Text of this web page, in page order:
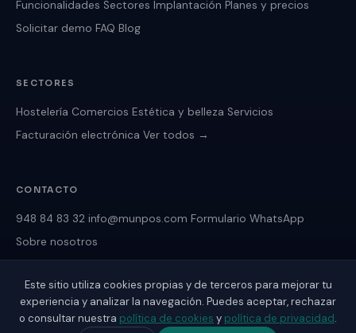
Funcionalidades Sectores Implantación Planes y precios
Solicitar demo FAQ Blog
SECTORES
Hostelería Comercios Estética y belleza Servicios
Facturación electrónica Ver todos →
CONTACTO
948 84 83 32 info@munpos.com Formulario WhatsApp
Sobre nosotros
© 2026 MunPOS by Muninfor S.L. · Tudela, Navarra
Este sitio utiliza cookies propias y de terceros para mejorar tu
experiencia y analizar la navegación. Puedes aceptar, rechazar
o consultar nuestra política de cookies y política de privacidad.